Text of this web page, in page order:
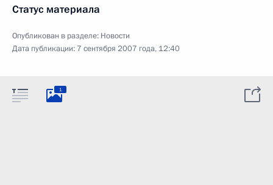
Статус материала
Опубликован в разделе: Новости
Дата публикации: 7 сентября 2007 года, 12:40
1